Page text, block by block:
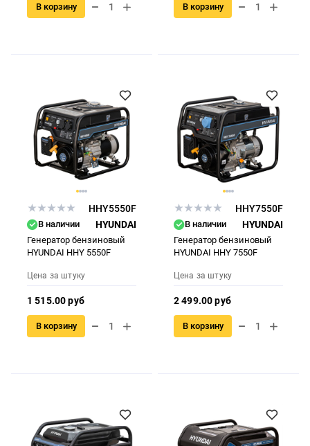
В корзину В корзину
HHY5550F
В наличии HYUNDAI
Генератор бензиновый
HYUNDAI HHY 5550F
Цена за штуку
1 515.00 руб
В корзину
HHY7550F
В наличии HYUNDAI
Генератор бензиновый
HYUNDAI HHY 7550F
Цена за штуку
2 499.00 руб
В корзину